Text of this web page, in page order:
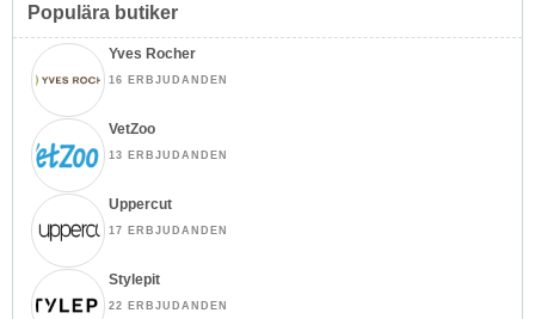
Populära butiker
Yves Rocher
16 ERBJUDANDEN
VetZoo
13 ERBJUDANDEN
Uppercut
17 ERBJUDANDEN
Stylepit
22 ERBJUDANDEN